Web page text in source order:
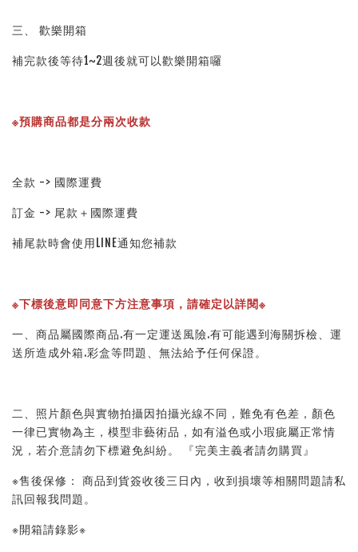
三、 歡樂開箱
補完款後等待1~2週後就可以歡樂開箱囉
※預購商品都是分兩次收款
全款 -> 國際運費
訂金 -> 尾款＋國際運費
補尾款時會使用LINE通知您補款
※下標後意即同意下方注意事項，請確定以詳閱※
一、商品屬國際商品.有一定運送風險.有可能遇到海關拆檢、運
送所造成外箱.彩盒等問題、無法給予任何保證。
二、照片顏色與實物拍攝因拍攝光線不同，難免有色差，顏色
一律已實物為主，模型非藝術品，如有溢色或小瑕疵屬正常情
況，若介意請勿下標避免糾紛。 『完美主義者請勿購買』
※售後保修： 商品到貨簽收後三日內，收到損壞等相關問題請私
訊回報我問題。
※開箱請錄影※